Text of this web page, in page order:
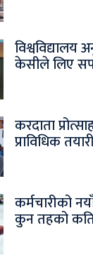
केसीले लिए
करदाता
प्राविधिक
कर्मचारीको
कुन तहको